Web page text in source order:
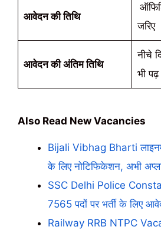
आवेदन की तिथि
जरिए
आवेदन की अंतिम तिथि
नीचे
भी
Also Read New Vacancies
Bijali Vibhag Bharti
के लिए नोटिफिकेशन, अभी
SSC Delhi Police
7565 पदों पर भर्ती के लिए
Railway RRB NTPC